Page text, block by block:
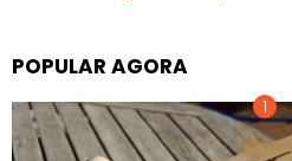
POPULAR AGORA